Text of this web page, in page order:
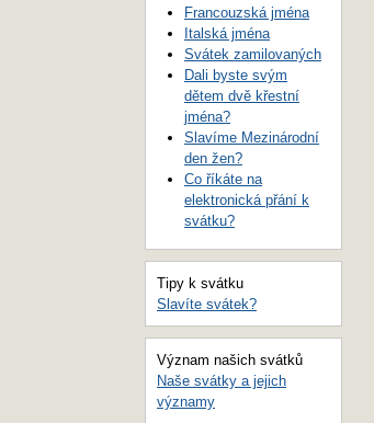
Francouzská jména
Italská jména
Svátek zamilovaných
Dali byste svým
dětem dvě křestní
jména?
Slavíme Mezinárodní
den žen?
Co říkáte na
elektronická přání k
svátku?
Tipy k svátku
Slavíte svátek?
Význam našich svátků
Naše svátky a jejich
významy